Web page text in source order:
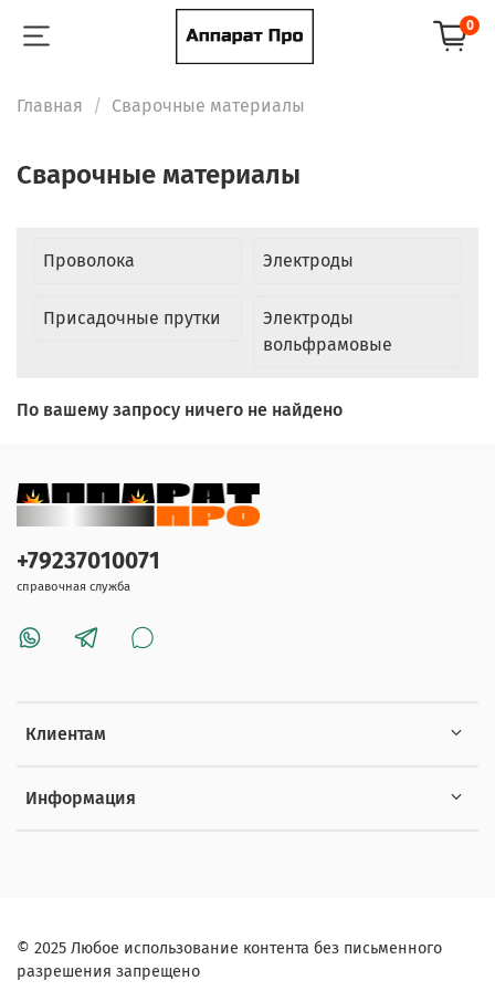
0
Главная Сварочные материалы
Сварочные материалы
Проволока Электроды
Присадочные прутки
Электроды
вольфрамовые
По вашему запросу ничего не найдено
Клиентам
Информация
+79237010071
справочная служба
© 2025 Любое использование контента без письменного
разрешения запрещено